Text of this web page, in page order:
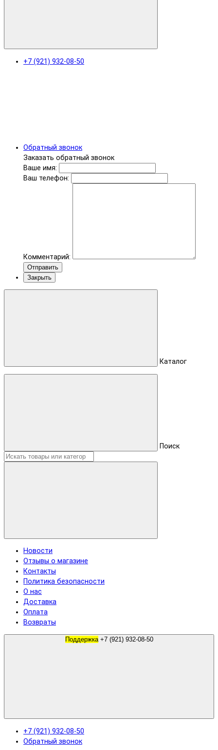
+7 (921) 932-08-50
Обратный звонок
Заказать обратный звонок
Ваше имя:
Ваш телефон:
Комментарий:
Отправить
Закрыть
Каталог
Поиск
Новости
Отзывы о магазине
Контакты
Политика безопасности
О нас
Доставка
Оплата
Возвраты
Поддержка +7 (921) 932-08-50
+7 (921) 932-08-50
Обратный звонок